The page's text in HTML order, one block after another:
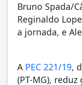
Bruno Spada/
Reginaldo
a jornada, e
A PEC 221/19,
(PT-MG),